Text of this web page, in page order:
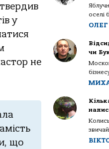
у
не
щo
оселі
чи